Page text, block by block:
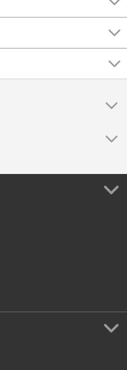
e Hovedøya